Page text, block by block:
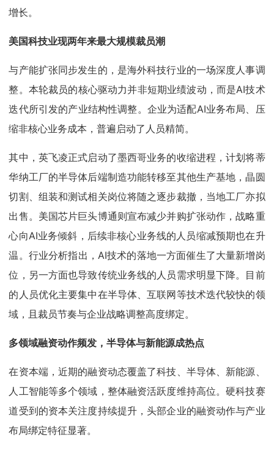
增长。
美国科技业现两年来最大规模裁员潮
与产能扩张同步发生的，是海外科技行业的一场深度人事调
整。本轮裁员的核心驱动力并非短期业绩波动，而是AI技术
迭代所引发的产业结构性调整。企业为适配AI业务布局、压
缩非核心业务成本，普遍启动了人员精简。
其中，英飞凌正式启动了墨西哥业务的收缩进程，计划将蒂
华纳工厂的半导体后端制造功能转移至其他生产基地，晶圆
切割、组装和测试相关岗位将随之逐步裁撤，当地工厂亦拟
出售。美国芯片巨头博通则宣布减少并购扩张动作，战略重
心向AI业务倾斜，后续非核心业务线的人员缩减预期也在升
温。行业分析指出，AI技术的落地一方面催生了大量新增岗
位，另一方面也导致传统业务线的人员需求明显下降。目前
的人员优化主要集中在半导体、互联网等技术迭代较快的领
域，且裁员节奏与企业战略调整高度绑定。
多领域融资动作频发，半导体与新能源成热点
在资本端，近期的融资动态覆盖了科技、半导体、新能源、
人工智能等多个领域，整体融资活跃度维持高位。硬科技赛
道受到的资本关注度持续提升，头部企业的融资动作与产业
布局绑定特征显著。